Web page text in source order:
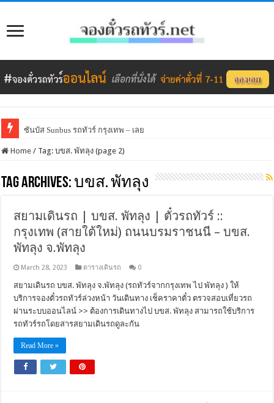
ซันบัส Sunbus รถทัวร์ กรุงเทพ – เลย
Home / Tag:บขส. พัทลุง (page 2)
Tag Archives: บขส. พัทลุง
สยามเดินรถ | บขส. พัทลุง | ตั๋วรถทัวร์ ::
กรุงเทพ (สายใต้ใหม่) ถนนบรมราชนนี – บขส.
พัทลุง จ.พัทลุง
March 28, 2023 ตารางเดินรถ 0
สยามเดินรถ บขส. พัทลุง จ.พัทลุง (รถทัวร์จากกรุงเทพ ไป พัทลุง ) ให้
บริการจองตั๋วรถทัวร์ล่วงหน้า วันเดินทาง เช็คราคาตั๋ว ตรวจสอบเที่ยวรถ
ผ่านระบบออนไลน์ >> ต้องการเดินทางไป บขส. พัทลุง สามารถใช้บริการ
รถทัวร์รถโดยสารสยามเดินรถดูละกัน
Read More »